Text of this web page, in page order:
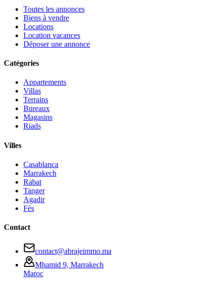
Toutes les annonces
Biens à vendre
Locations
Location vacances
Déposer une annonce
Catégories
Appartements
Villas
Terrains
Bureaux
Magasins
Riads
Villes
Casablanca
Marrakech
Rabat
Tanger
Agadir
Fès
Contact
contact@abrajeimmo.ma
Mhamid 9, Marrakech
Maroc